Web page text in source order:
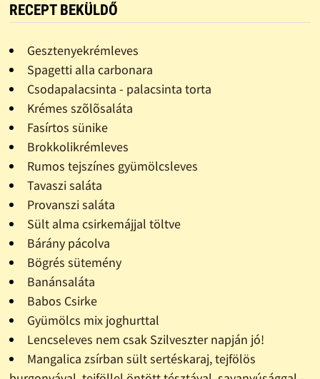
RECEPT BEKÜLDŐ
Gesztenyekrémleves
Spagetti alla carbonara
Csodapalacsinta - palacsinta torta
Krémes szõlõsaláta
Fasírtos sünike
Brokkolikrémleves
Rumos tejszínes gyümölcsleves
Tavaszi saláta
Provanszi saláta
Sült alma csirkemájjal töltve
Bárány pácolva
Bögrés sütemény
Banánsaláta
Babos Csirke
Gyümölcs mix joghurttal
Lencseleves nem csak Szilveszter napján jó!
Mangalica zsírban sült sertéskaraj, tejfölös